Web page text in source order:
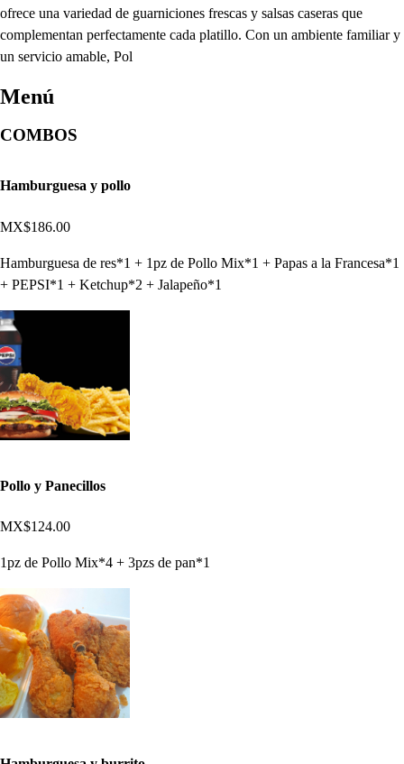
ofrece una variedad de guarniciones frescas y salsas caseras que
complementan perfectamente cada platillo. Con un ambiente familiar y
un servicio amable, Pol
Menú
COMBOS
Hamburguesa y pollo
MX$186.00
Hamburguesa de res*1 + 1pz de Pollo Mix*1 + Papas a la Francesa*1
+ PEPSI*1 + Ketchup*2 + Jalapeño*1
Pollo y Panecillos
MX$124.00
1pz de Pollo Mix*4 + 3pzs de pan*1